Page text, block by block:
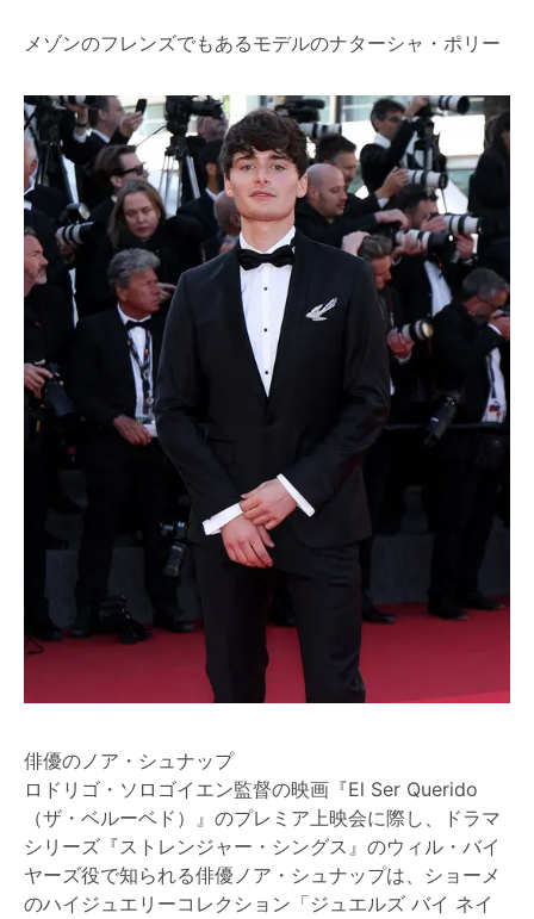
メゾンのフレンズでもあるモデルのナターシャ・ポリー
俳優のノア・シュナップ
ロドリゴ・ソロゴイエン監督の映画『El Ser Querido
（ザ・ベルーベド）』のプレミア上映会に際し、ドラマ
シリーズ『ストレンジャー・シングス』のウィル・バイ
ヤーズ役で知られる俳優ノア・シュナップは、ショーメ
のハイジュエリーコレクション「ジュエルズ バイ ネイ